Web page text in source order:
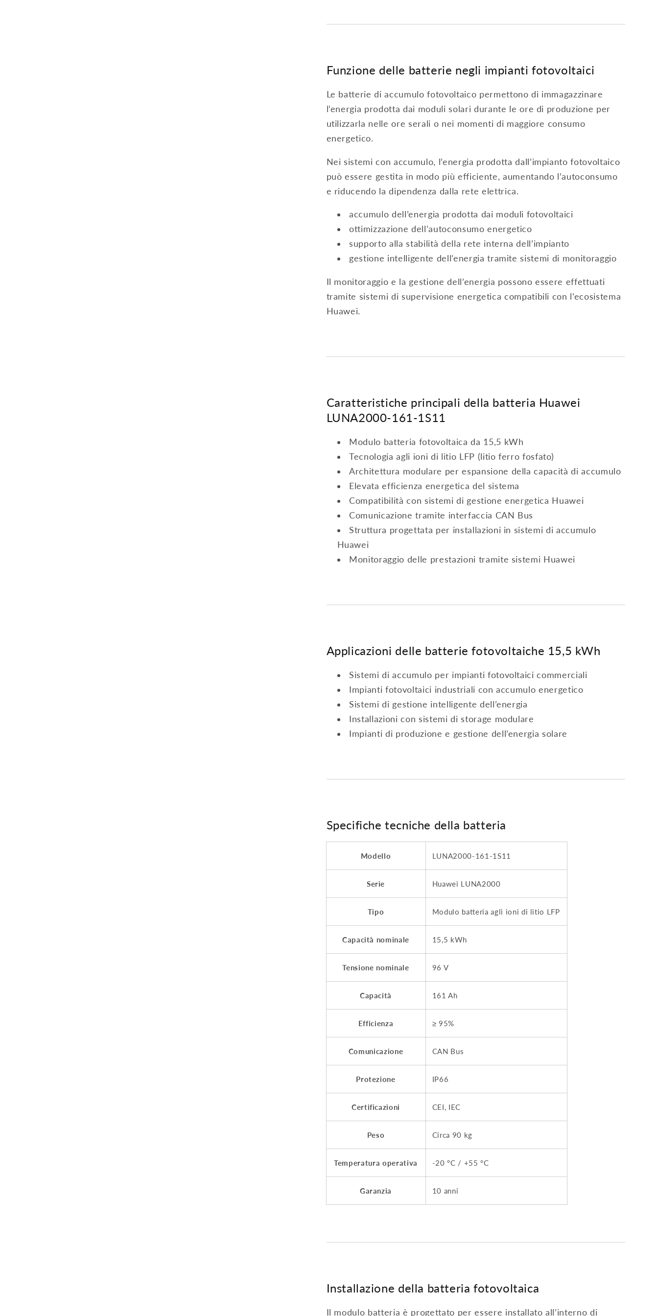
Funzione delle batterie negli impianti fotovoltaici
Le batterie di accumulo fotovoltaico permettono di immagazzinare
l’energia prodotta dai moduli solari durante le ore di produzione per
utilizzarla nelle ore serali o nei momenti di maggiore consumo
energetico.
Nei sistemi con accumulo, l’energia prodotta dall’impianto fotovoltaico
può essere gestita in modo più efficiente, aumentando l’autoconsumo
e riducendo la dipendenza dalla rete elettrica.
accumulo dell’energia prodotta dai moduli fotovoltaici
ottimizzazione dell’autoconsumo energetico
supporto alla stabilità della rete interna dell’impianto
gestione intelligente dell’energia tramite sistemi di monitoraggio
Il monitoraggio e la gestione dell’energia possono essere effettuati
tramite sistemi di supervisione energetica compatibili con l’ecosistema
Huawei.
Caratteristiche principali della batteria Huawei
LUNA2000-161-1S11
Modulo batteria fotovoltaica da 15,5 kWh
Tecnologia agli ioni di litio LFP (litio ferro fosfato)
Architettura modulare per espansione della capacità di accumulo
Elevata efficienza energetica del sistema
Compatibilità con sistemi di gestione energetica Huawei
Comunicazione tramite interfaccia CAN Bus
Struttura progettata per installazioni in sistemi di accumulo
Huawei
Monitoraggio delle prestazioni tramite sistemi Huawei
Applicazioni delle batterie fotovoltaiche 15,5 kWh
Sistemi di accumulo per impianti fotovoltaici commerciali
Impianti fotovoltaici industriali con accumulo energetico
Sistemi di gestione intelligente dell’energia
Installazioni con sistemi di storage modulare
Impianti di produzione e gestione dell’energia solare
Specifiche tecniche della batteria
Modello LUNA2000-161-1S11
Serie Huawei LUNA2000
Tipo Modulo batteria agli ioni di litio LFP
Capacità nominale 15,5 kWh
Tensione nominale 96 V
Capacità 161 Ah
Efficienza ≥ 95%
Comunicazione CAN Bus
Protezione IP66
Certificazioni CEI, IEC
Peso Circa 90 kg
Temperatura operativa -20 °C / +55 °C
Garanzia 10 anni
Installazione della batteria fotovoltaica
Il modulo batteria è progettato per essere installato all’interno di